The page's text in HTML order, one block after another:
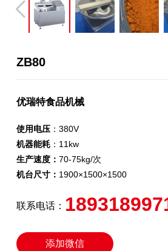
ZB80
优瑞特食品机械
使用电压：380V
机器能耗：11kw
生产速度： 70-75kg/次
机台尺寸： 1900×1500×1500
联系电话：
添加微信